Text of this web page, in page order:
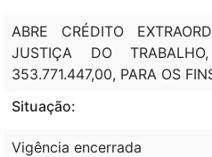
ABRE CRÉDITO
JUSTIÇA DO
353.771.447,00, PARA OS
Situação:
Vigência encerrada